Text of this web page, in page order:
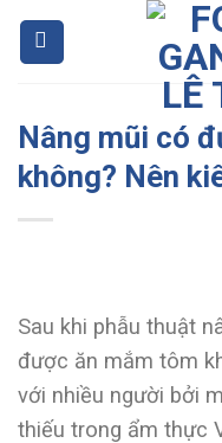
Skip
Nâng mũi có
không? Nên
Sau khi phẫu thuật
được ăn mắm tôm
với nhiều người bởi
thiếu trong ẩm thực